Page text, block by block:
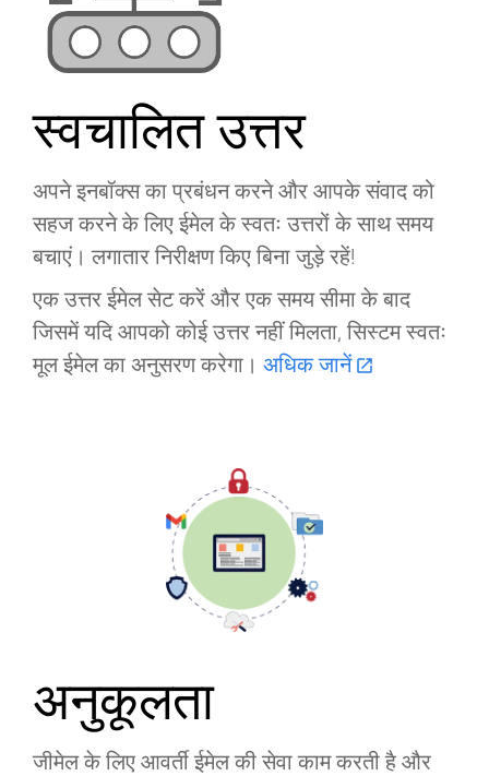
स्वचालित उत्तर
अपने इनबॉक्स का प्रबंधन करने और आपके संवाद को
सहज करने के लिए ईमेल के स्वतः उत्तरों के साथ समय
बचाएं। लगातार निरीक्षण किए बिना जुड़े रहें!
एक उत्तर ईमेल सेट करें और एक समय सीमा के बाद
जिसमें यदि आपको कोई उत्तर नहीं मिलता, सिस्टम स्वतः
मूल ईमेल का अनुसरण करेगा। अधिक जानें open_in_new
अनुकूलता
जीमेल के लिए आवर्ती ईमेल की सेवा काम करती है और